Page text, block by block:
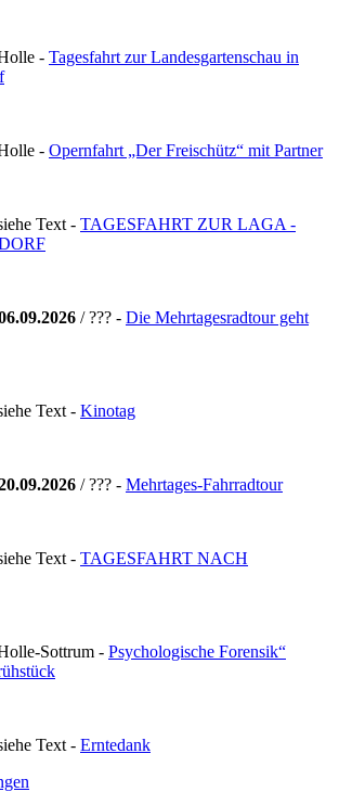
- Tagesfahrt zur Landesgartenschau in
- Opernfahrt „Der Freischütz“ mit Partner
Text - TAGESFAHRT ZUR LAGA -
/ ??? - Die Mehrtagesradtour geht
Text - Kinotag
/ ??? - Mehrtages-Fahrradtour
Text - TAGESFAHRT NACH
Sottrum - Psychologische Forensik“
Text - Erntedank